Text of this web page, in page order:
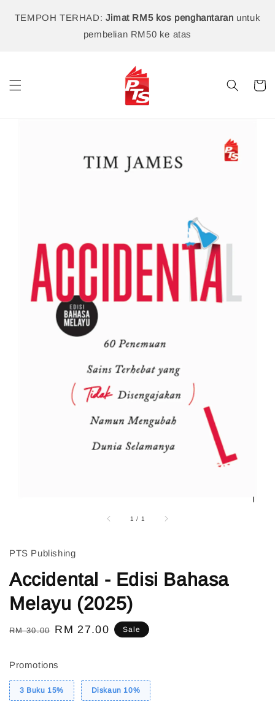
TEMPOH TERHAD: Jimat RM5 kos penghantaran untuk
pembelian RM50 ke atas
1 / 1
PTS Publishing
Accidental - Edisi Bahasa
Melayu (2025)
Regular
RM 30.00 Sale
RM 27.00 Sale
Promotions
3 Buku 15% Diskaun 10%